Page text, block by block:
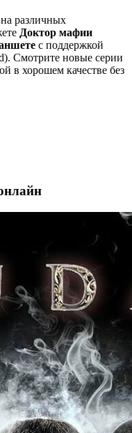
различных
Доктор мафии
с поддержкой
Смотрите новые серии
в хорошем качестве без